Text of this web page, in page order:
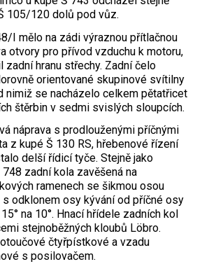
105/120 dolů pod vůz.
I mělo na zádi výraznou přítlačnou
otvory pro přívod vzduchu k motoru,
hranu střechy. Zadní čelo
orientované skupinové svítilny
nimiž se nacházelo celkem pětatřicet
štěrbin v sedmi svislých sloupcích.
náprava s prodlouženými příčnými
z kupé Š 130 RS, hřebenové řízení
delší řídicí tyče. Stejně jako
748 zadní kola zavěšená na
ramenech se šikmou osou
s odklonem osy kývání od příčné osy
na 10°. Hnací hřídele zadních kol
stejnoběžných kloubů Löbro.
čtyřpístkové a vzadu
s posilovačem.